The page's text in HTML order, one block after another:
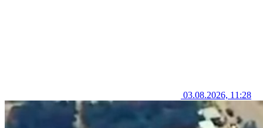
03.08.2026, 11:28